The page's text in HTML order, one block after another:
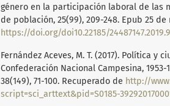
género en la participación laboral de las
de población, 25(99), 209-248. Epub 25 de
https://doi.org/doi10.22185/
Fernández Aceves, M. T. (2017). Política
Confederación Nacional Campesina,
38(149), 71-100. Recuperado de http://
script=sci_arttext&pid=S0185-